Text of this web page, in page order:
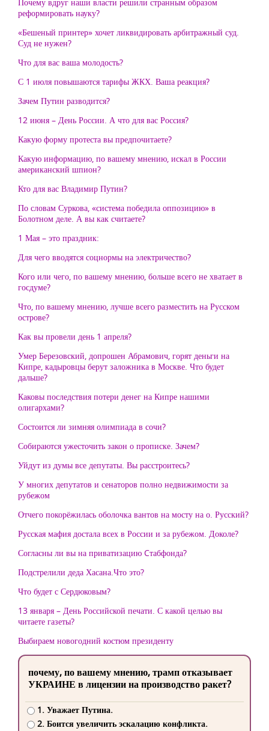
реформировать науку?
«Бешеный принтер» хочет ликвидировать арбитражный суд.
Суд не нужен?
Что для вас ваша молодость?
С 1 июля повышаются тарифы ЖКХ. Ваша реакция?
Зачем Путин разводится?
12 июня – День России. А что для вас Россия?
Какую форму протеста вы предпочитаете?
Какую информацию, по вашему мнению, искал в России
американский шпион?
Кто для вас Владимир Путин?
По словам Суркова, «система победила оппозицию» в
Болотном деле. А вы как считаете?
1 Мая – это праздник:
Для чего вводятся соцнормы на электричество?
Кого или чего, по вашему мнению, больше всего не хватает в
госдуме?
Что, по вашему мнению, лучше всего разместить на Русском
острове?
Как вы провели день 1 апреля?
Умер Березовский, допрошен Абрамович, горят деньги на
Кипре, кадыровцы берут заложника в Москве. Что будет
дальше?
Каковы последствия потери денег на Кипре нашими
олигархами?
Состоится ли зимняя олимпиада в сочи?
Собираются ужесточить закон о прописке. Зачем?
Уйдут из думы все депутаты. Вы расстроитесь?
У многих депутатов и сенаторов полно недвижимости за
рубежом
Отчего покорёжилась оболочка вантов на мосту на о. Русский?
Русская мафия достала всех в России и за рубежом. Доколе?
Согласны ли вы на приватизацию Cтабфонда?
Подстрелили деда Хасана.Что это?
Что будет с Сердюковым?
13 января – День Российской печати. С какой целью вы
читаете газеты?
Выбираем новогодний костюм президенту
почему, по вашему мнению, трамп отказывает
УКРАИНЕ в лицензии на производство ракет?
1. Уважает Путина.
2. Боится увеличить эскалацию конфликта.